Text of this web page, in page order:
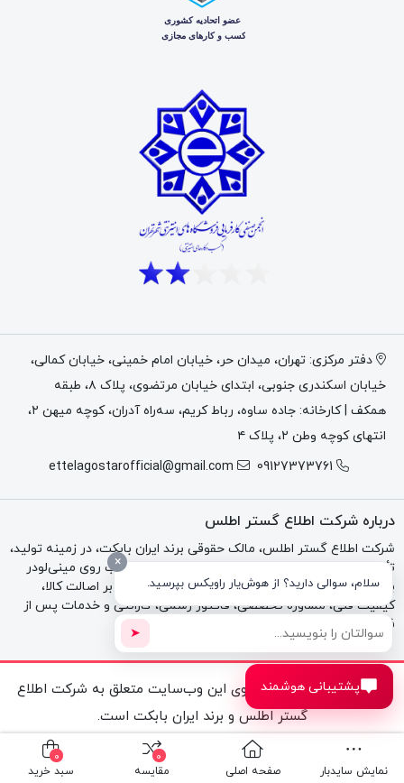
دفتر مرکزی: تهران، میدان حر، خیابان امام خمینی، خیابان کمالی،
خیابان اسکندری جنوبی، ابتدای خیابان مرتضوی، پلاک ۸، طبقه
همکف | کارخانه: جاده ساوه، رباط کریم، سه‌راه آدران، کوچه میهن ۲،
انتهای کوچه وطن ۲، پلاک ۴
09127373761
ettelagostarofficial@gmail.com
درباره شرکت اطلاع گستر اطلس
شرکت اطلاع گستر اطلس، مالک حقوقی برند ایران بابکت، در زمینه تولید،
تأمین و فروش قطعات، جلوبندها و تجهیزات قابل نصب روی مینی‌لودر
بابکت، تراکتور و بکهو فعالیت می‌کند. تمرکز مجموعه بر اصالت کالا،
کیفیت فنی، مشاوره تخصصی، فاکتور رسمی، گارانتی و خدمات پس از
فروش است.
تمامی حقوق مادی و معنوی این وب‌سایت متعلق به شرکت اطلاع
گستر اطلس و برند ایران بابکت است.
پشتیبانی هوشمند
×
سلام، سوالی دارید؟ از هوش‌یار راویکس بپرسید.
➤
نمایش سایدبار صفحه اصلی
0
مقایسه
0
سبد خرید